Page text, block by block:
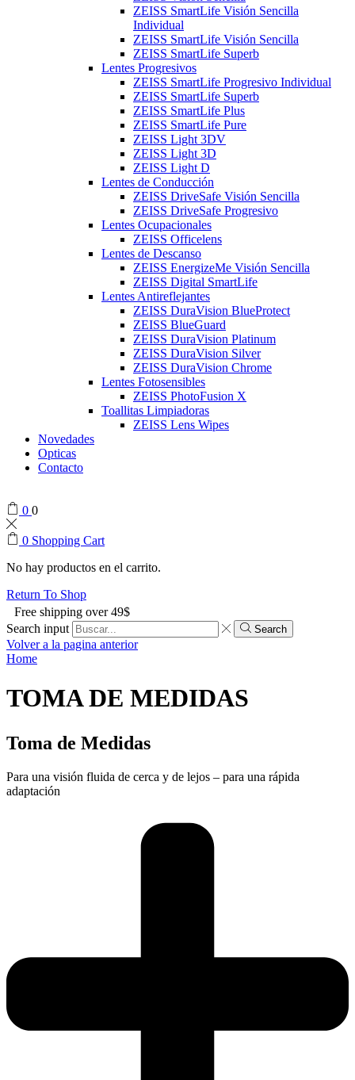
ZEISS SmartLife Visión Sencilla
Individual
ZEISS SmartLife Visión Sencilla
ZEISS SmartLife Superb
Lentes Progresivos
ZEISS SmartLife Progresivo Individual
ZEISS SmartLife Superb
ZEISS SmartLife Plus
ZEISS SmartLife Pure
ZEISS Light 3DV
ZEISS Light 3D
ZEISS Light D
Lentes de Conducción
ZEISS DriveSafe Visión Sencilla
ZEISS DriveSafe Progresivo
Lentes Ocupacionales
ZEISS Officelens
Lentes de Descanso
ZEISS EnergizeMe Visión Sencilla
ZEISS Digital SmartLife
Lentes Antireflejantes
ZEISS DuraVision BlueProtect
ZEISS BlueGuard
ZEISS DuraVision Platinum
ZEISS DuraVision Silver
ZEISS DuraVision Chrome
Lentes Fotosensibles
ZEISS PhotoFusion X
Toallitas Limpiadoras
ZEISS Lens Wipes
Novedades
Opticas
Contacto
0 0
0 Shopping Cart
No hay productos en el carrito.
Return To Shop
Free shipping over 49$
Search input
Search
Volver a la pagina anterior
Home
TOMA DE MEDIDAS
Toma de Medidas
Para una visión fluida de cerca y de lejos – para una rápida
adaptación